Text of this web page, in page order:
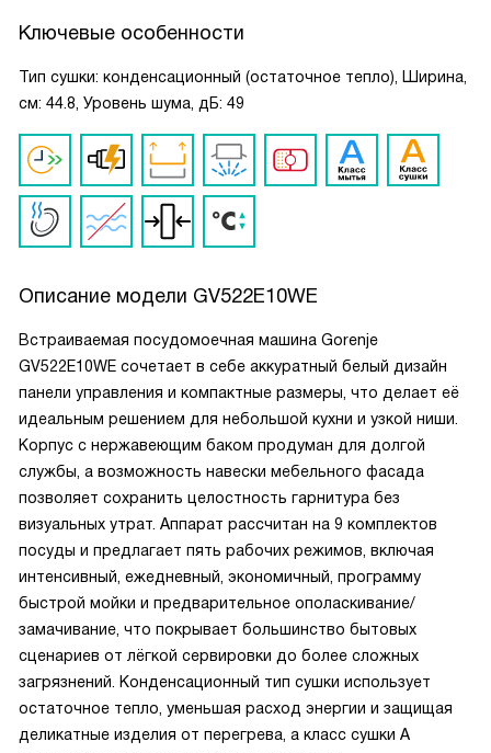
Ключевые особенности
Тип сушки: конденсационный (остаточное тепло), Ширина,
см: 44.8, Уровень шума, дБ: 49
Описание модели GV522E10WE
Встраиваемая посудомоечная машина Gorenje
GV522E10WE сочетает в себе аккуратный белый дизайн
панели управления и компактные размеры, что делает её
идеальным решением для небольшой кухни и узкой ниши.
Корпус с нержавеющим баком продуман для долгой
службы, а возможность навески мебельного фасада
позволяет сохранить целостность гарнитура без
визуальных утрат. Аппарат рассчитан на 9 комплектов
посуды и предлагает пять рабочих режимов, включая
интенсивный, ежедневный, экономичный, программу
быстрой мойки и предварительное ополаскивание/
замачивание, что покрывает большинство бытовых
сценариев от лёгкой сервировки до более сложных
загрязнений. Конденсационный тип сушки использует
остаточное тепло, уменьшая расход энергии и защищая
деликатные изделия от перегрева, а класс сушки A